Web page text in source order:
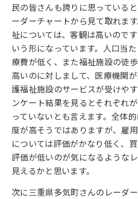
民の皆さんも誇りに思っている
ーダーチャートから見て取れま
祉については、客観は高いので
いう形になっています。人口当
療費が低く、また福祉施設の徒
高いのに対しまして、医療機関
護福祉施設のサービスが受けや
ンケート結果を見るとそれぞれ
っていないとも言えます。全体
度が高そうではありますが、雇
については評価がかなり低く、
評価が低いのが気になるような
見えるかと思います。
次に三重県多気町さんのレーダ